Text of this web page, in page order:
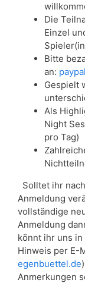
Die
Einzel
Bitte
an:
Gespielt
Als
Night
pro Tag)
Solltet ihr
Anmeldung
vollständige
Anmeldung
könnt ihr uns
Hinweis per E-
egenbuettel.de
Anmerkungen